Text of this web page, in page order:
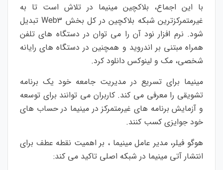
با این اجماع، بلاکچین مینیما در تلاش است تا به
غیرمتمرکزترین شبکه بلاکچین در کل بخش Web3 تبدیل
شود. نرم افزار نود آن را می توان در دستگاه های تلفن
همراه مبتنی بر اندروید و همچنین در دستگاه های رایانه
شخصی، مک و لینوکس دانلود کرد.
مینیما برای تسریع در مدیریت جامعه خود یک برنامه
تشویقی را معرفی می کند. کاربران می توانند برای توسعه
و آزمایش برنامه های غیرمتمرکز در مینیما در حساب های
خود جوایزی کسب کنند.
هوگو فیلر، مدیر عامل مینیما ، بر اهمیت نقطه عطف برای
انتشار آتی مینیما در شبکه اصلی تاکید می کند: